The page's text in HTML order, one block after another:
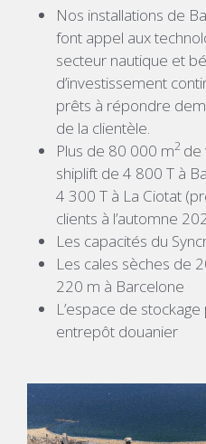
Nos installations de
font appel aux
secteur nautique et
d’investissement
prêts à répondre
de la clientèle.
Plus de 80 000 m2 de
shiplift de 4 800 T à
4 300 T à La Ciotat
clients à l’automne
Les capacités du
Les cales sèches de
220 m à Barcelone
L’espace de
entrepôt douanier